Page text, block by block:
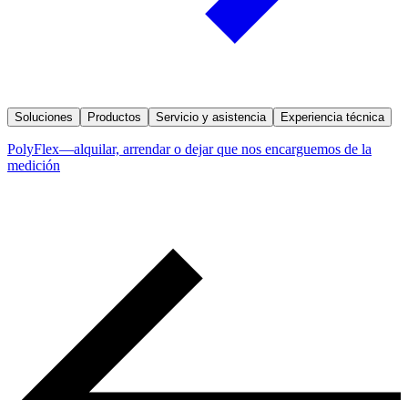
Soluciones Productos Servicio y asistencia Experiencia técnica
PolyFlex—alquilar, arrendar o dejar que nos encarguemos de la
medición